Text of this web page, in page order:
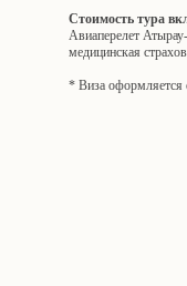
Стоимость тура
Авиаперелет
медицинская
* Виза оформляется